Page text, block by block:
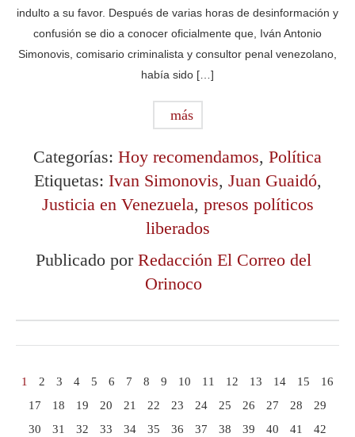
indulto a su favor. Después de varias horas de desinformación y
confusión se dio a conocer oficialmente que, Iván Antonio
Simonovis, comisario criminalista y consultor penal venezolano,
había sido […]
más
Categorías: Hoy recomendamos, Política
Etiquetas: Ivan Simonovis, Juan Guaidó,
Justicia en Venezuela, presos políticos
liberados
Publicado por Redacción El Correo del
Orinoco
1 2 3 4 5 6 7 8 9 10 11 12 13 14 15
16
17
18 19 20 21 22 23 24 25 26 27 28
29
30
31 32 33 34 35 36 37 38 39 40 41
42